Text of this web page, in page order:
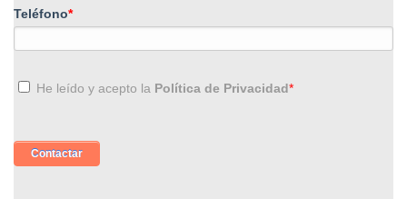
Teléfono*
He leído y acepto la Política de Privacidad*